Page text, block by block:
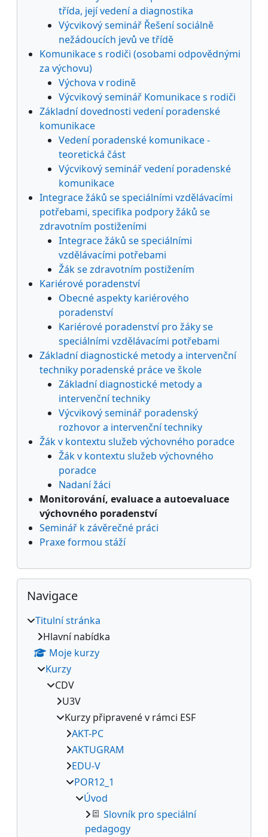
třída, její vedení a diagnostika
Výcvikový seminář Řešení sociálně
nežádoucích jevů ve třídě
Komunikace s rodiči (osobami odpovědnými
za výchovu)
Výchova v rodině
Výcvikový seminář Komunikace s rodiči
Základní dovednosti vedení poradenské
komunikace
Vedení poradenské komunikace -
teoretická část
Výcvikový seminář vedení poradenské
komunikace
Integrace žáků se speciálními vzdělávacími
potřebami, specifika podpory žáků se
zdravotním postiženími
Integrace žáků se speciálními
vzdělávacími potřebami
Žák se zdravotním postižením
Kariérové poradenství
Obecné aspekty kariérového
poradenství
Kariérové poradenství pro žáky se
speciálními vzdělávacími potřebami
Základní diagnostické metody a intervenční
techniky poradenské práce ve škole
Základní diagnostické metody a
intervenční techniky
Výcvikový seminář poradenský
rozhovor a intervenční techniky
Žák v kontextu služeb výchovného poradce
Žák v kontextu služeb výchovného
poradce
Nadaní žáci
Monitorování, evaluace a autoevaluace
výchovného poradenství
Seminář k závěrečné práci
Praxe formou stáží
Přeskočit: Navigace
Navigace
Titulní stránka
Hlavní nabídka
Moje kurzy
Kurzy
CDV
U3V
Kurzy připravené v rámci ESF
AKT-PC
AKTUGRAM
EDU-V
POR12_1
Úvod
Slovník pro speciální
pedagogy